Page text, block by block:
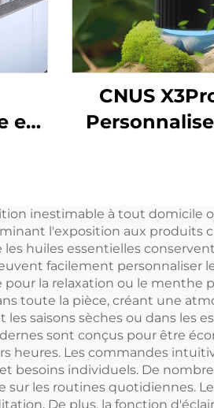
en
CNUS
Huile
Eau
D'arômes De
inestimable à tout domicile
l'exposition aux produits
huiles essentielles
facilement personnaliser
la relaxation ou le menthe
toute la pièce, créant une
saisons sèches ou dans les
sont conçus pour être
heures. Les commandes
besoins individuels. De
les routines quotidiennes. Le
De plus, la fonction